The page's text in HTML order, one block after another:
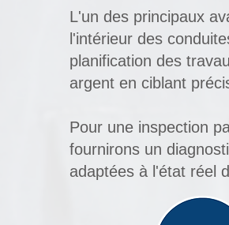
L'un des principaux
l'intérieur des
planification des
argent en ciblant
Pour une inspection
fournirons un
adaptées à l'état réel